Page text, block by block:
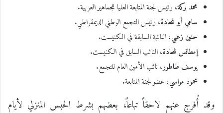
محمد بركة، رئيس لجنة المتابعة العليا للجماهير العربية.
سامي أبو شحادة، رئيس التجمع الوطني الديمقراطي.
حنين زعبي، النائبة السابقة في الكنيست.
إمطانس شحادة، النائب السابق في الكنيست.
يوسف طاطور، نائب الأمين العام للتجمع.
محمود مواسي، عضو لجنة المتابعة.
وقد أُفرج عنهم لاحقاً تباعاً، بعضهم بشرط الحبس المنزلي لأيام